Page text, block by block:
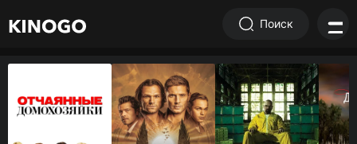
Поиск